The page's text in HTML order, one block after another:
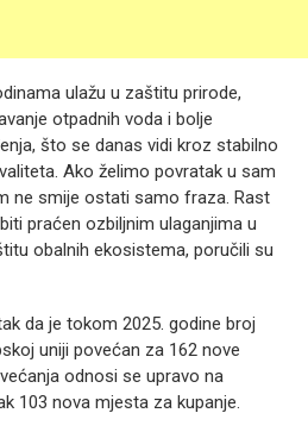
ulažu u zaštitu prirode,
otpadnih voda i bolje
što se danas vidi kroz stabilno
Ako želimo povratak u sam
ne smije ostati samo fraza. Rast
praćen ozbiljnim ulaganjima u
obalnih ekosistema, poručili su
da je tokom 2025. godine broj
uniji povećan za 162 nove
odnosi se upravo na
103 nova mjesta za kupanje.